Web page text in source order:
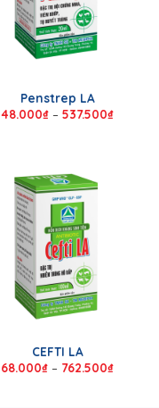
Penstrep LA
48.000₫– 537.500₫
CEFTI LA
68.000₫ – 762.500₫